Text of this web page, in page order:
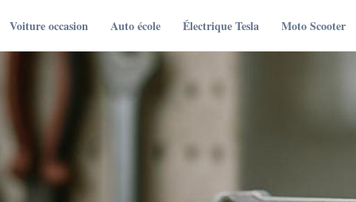
Voiture occasion Auto école Électrique Tesla Moto Scooter